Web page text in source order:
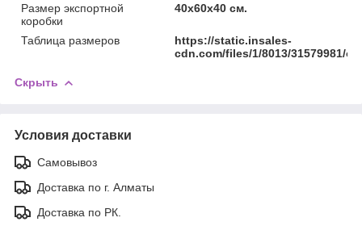
Размер экспортной
коробки
40x60x40 см.
Таблица размеров
https://static.insales-
cdn.com/files/1/8013/31579981/
Скрыть
Условия доставки
Самовывоз
Доставка по г. Алматы
Доставка по РК.